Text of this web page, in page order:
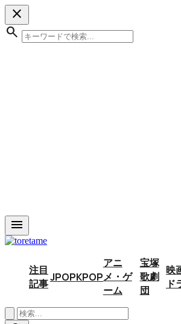
close
search
menu
注目
記事JPOPKPOP
アニ
メ・ゲ
ーム
宝塚
歌劇
団
映
ド